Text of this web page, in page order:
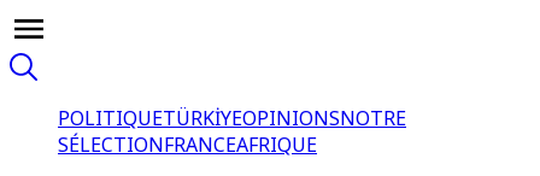
POLITIQUETÜRKİYEOPINIONSNOTRE
SÉLECTIONFRANCEAFRIQUE